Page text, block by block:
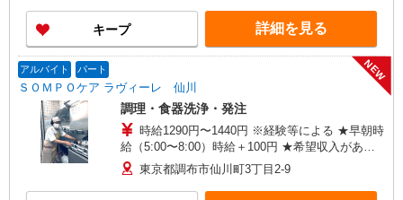
★働きがい向上手当※26年6月改定（地域により異
なる） 社会保険加入者は更に＋50円
キープ 詳細を見る
アルバイト パート
ＳＯＭＰＯケア ラヴィーレ 仙川
NEW
調理・食器洗浄・発注
時給1290円〜1440円 ※経験等による ★早朝時
給（5:00〜8:00）時給＋100円 ★希望収入があり
ましたら、ご相談いただければ希望条件に合うか
の確認もいたします。 ★時間外手当別途支給 ★上
記金額は働きがい向上手当を含みます。 ★働きが
東京都調布市仙川町3丁目2-9